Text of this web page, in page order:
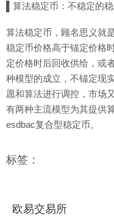
▌算法稳定币：不稳定的
算法稳定币，顾名思义就
稳定币价格高于锚定价格
定价格时后回收供给，或
种模型的成立，不锚定现
愿和算法进行调控，市场
有两种主流模型为其提供
esdbac复合型稳定币。
标签：
欧易交易所